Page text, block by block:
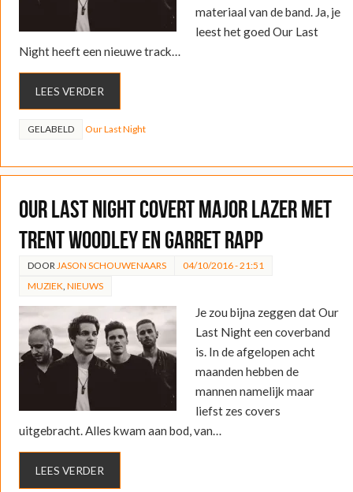
materiaal van de band. Ja, je
leest het goed Our Last
Night heeft een nieuwe track…
LEES VERDER
GELABELD Our Last Night
Our Last Night covert Major Lazer met
Trent Woodley en Garret Rapp
DOOR JASON SCHOUWENAARS
04/10/2016 - 21:51
MUZIEK NIEUWS
Je zou bijna zeggen dat Our
Last Night een coverband
is. In de afgelopen acht
maanden hebben de
mannen namelijk maar
liefst zes covers
uitgebracht. Alles kwam aan bod, van…
LEES VERDER